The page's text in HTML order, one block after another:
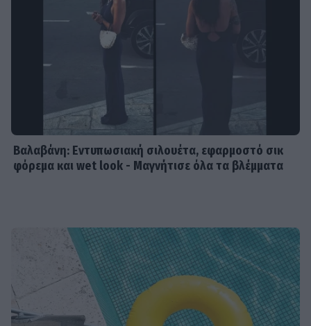
Βαλαβάνη: Εντυπωσιακή σιλουέτα, εφαρμοστό σικ
φόρεμα και wet look - Μαγνήτισε όλα τα βλέμματα